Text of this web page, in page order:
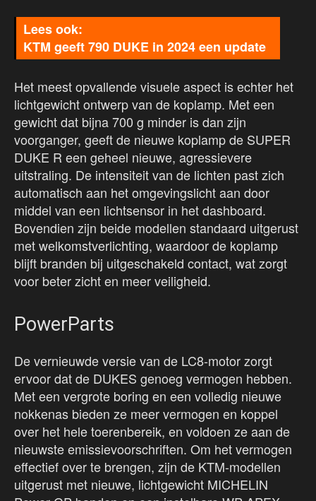
KTM geeft 790 DUKE in 2024 een update
Het meest opvallende visuele aspect is echter het
lichtgewicht ontwerp van de koplamp. Met een
gewicht dat bijna 700 g minder is dan zijn
voorganger, geeft de nieuwe koplamp de SUPER
DUKE R een geheel nieuwe, agressievere
uitstraling. De intensiteit van de lichten past zich
automatisch aan het omgevingslicht aan door
middel van een lichtsensor in het dashboard.
Bovendien zijn beide modellen standaard uitgerust
met welkomstverlichting, waardoor de koplamp
blijft branden bij uitgeschakeld contact, wat zorgt
voor beter zicht en meer veiligheid.
PowerParts
De vernieuwde versie van de LC8-motor zorgt
ervoor dat de DUKES genoeg vermogen hebben.
Met een vergrote boring en een volledig nieuwe
nokkenas bieden ze meer vermogen en koppel
over het hele toerenbereik, en voldoen ze aan de
nieuwste emissievoorschriften. Om het vermogen
effectief over te brengen, zijn de KTM-modellen
uitgerust met nieuwe, lichtgewicht MICHELIN